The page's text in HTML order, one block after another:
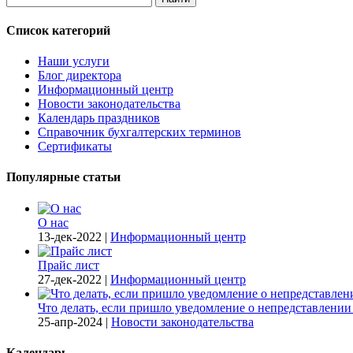
Список категорий
Наши услуги
Блог директора
Информационный центр
Новости законодательства
Календарь праздников
Справочник бухгалтерских терминов
Сертификаты
Популярные статьи
О нас
13-дек-2022 | Информационный центр
Прайс лист
27-дек-2022 | Информационный центр
Что делать, если пришло уведомление о
25-апр-2024 | Новости законодательства